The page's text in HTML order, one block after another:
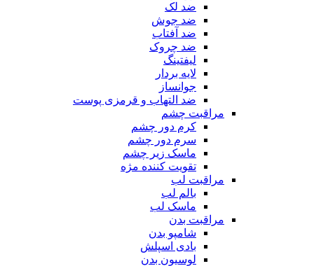
ضد لک
ضد جوش
ضد آفتاب
ضد چروک
لیفتینگ
لایه بردار
جوانساز
ضد التهاب و قرمزی پوست
مراقبت چشم
کرم دور چشم
سرم دور چشم
ماسک زیر چشم
تقویت کننده مژه
مراقبت لب
بالم لب
ماسک لب
مراقبت بدن
شامپو بدن
بادی اسپلش
لوسیون بدن